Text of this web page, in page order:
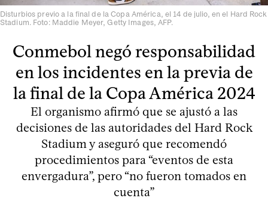
Disturbios previo a la final de la Copa América, el 14 de julio, en el Hard Rock
Stadium. Foto: Maddie Meyer, Getty Images, AFP.
Conmebol negó responsabilidad
en los incidentes en la previa de
la final de la Copa América 2024
El organismo afirmó que se ajustó a las
decisiones de las autoridades del Hard Rock
Stadium y aseguró que recomendó
procedimientos para “eventos de esta
envergadura”, pero “no fueron tomados en
cuenta”